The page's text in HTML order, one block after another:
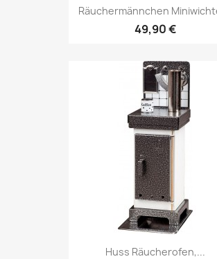
Räuchermännchen
49,90 €
Huss Räucherofen,...